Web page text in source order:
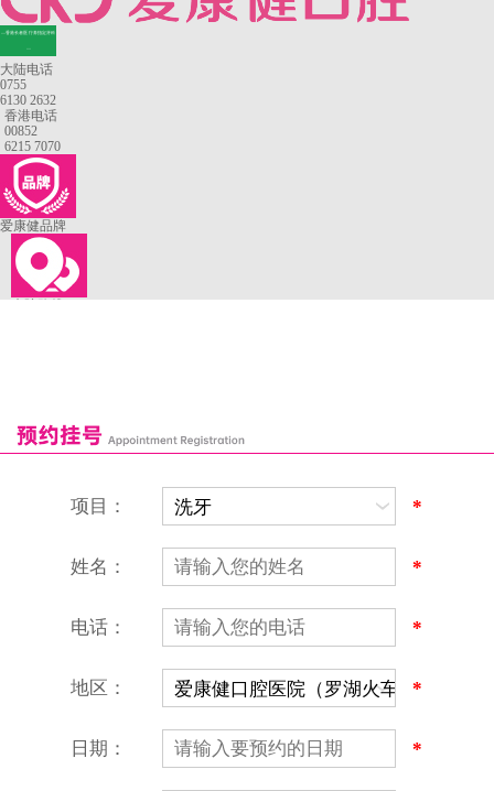
—香港长者医疗券指定牙科
大陆电话
0755
6130 2632
香港电话
00852
6215 7070
爱康健品牌
恒乐口腔诊所
富港口腔诊所
营业时间：9:00-18:00
（节假日照常上班）
项目： *
姓名： *
电话： *
地区： *
日期： *